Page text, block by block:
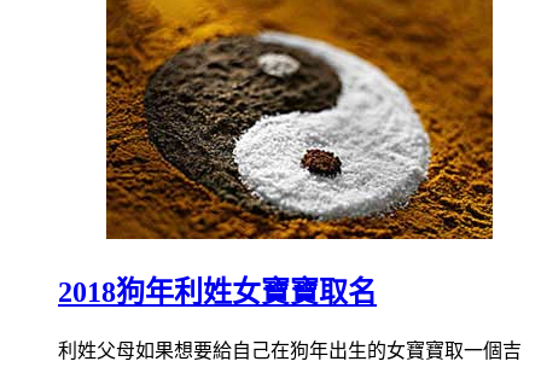
2018狗年利姓女寶寶取名
利姓父母如果想要給自己在狗年出生的女寶寶取一個吉